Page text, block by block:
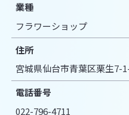
業種
フラワーショップ
住所
宮城県仙台市青葉区栗生
電話番号
022-796-4711